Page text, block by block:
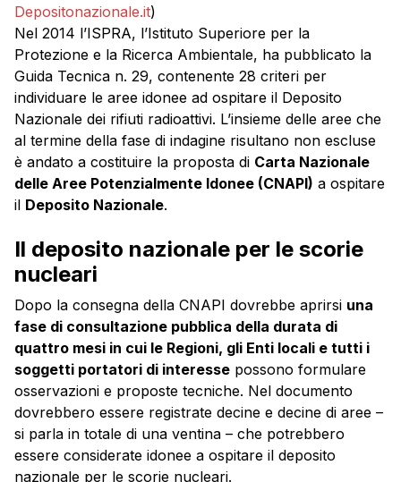
Depositonazionale.it)
Nel 2014 l’ISPRA, l’Istituto Superiore per la
Protezione e la Ricerca Ambientale, ha pubblicato la
Guida Tecnica n. 29, contenente 28 criteri per
individuare le aree idonee ad ospitare il Deposito
Nazionale dei rifiuti radioattivi. L’insieme delle aree che
al termine della fase di indagine risultano non escluse
è andato a costituire la proposta di Carta Nazionale
delle Aree Potenzialmente Idonee (CNAPI) a ospitare
il Deposito Nazionale.
Il deposito nazionale per le scorie
nucleari
Dopo la consegna della CNAPI dovrebbe aprirsi una
fase di consultazione pubblica della durata di
quattro mesi in cui le Regioni, gli Enti locali e tutti i
soggetti portatori di interesse possono formulare
osservazioni e proposte tecniche. Nel documento
dovrebbero essere registrate decine e decine di aree –
si parla in totale di una ventina – che potrebbero
essere considerate idonee a ospitare il deposito
nazionale per le scorie nucleari.